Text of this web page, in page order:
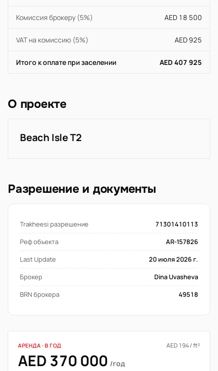
Комиссия брокеру (5%) AED 18 500
VAT на комиссию (5%) AED 925
Итого к оплате при заселении AED 407 925
О проекте
Beach Isle T2
Разрешение и документы
Trakheesi разрешение
71301410113
Реф объекта
AR-157826
Last Update
20 июля 2026 г.
Брокер
Dina Uvasheva
BRN брокера
49518
АРЕНДА · В ГОД AED 194 / ft²
AED 370 000 /год